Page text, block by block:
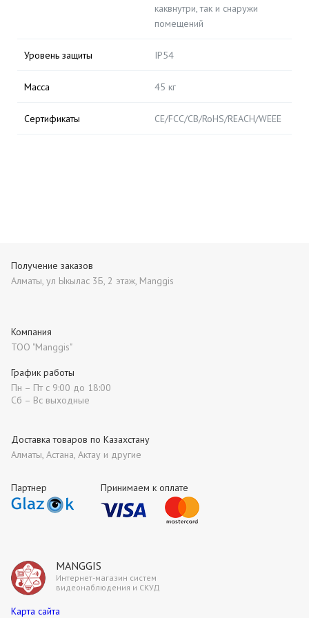
каквнутри, так и снаружи
помещений
Уровень защиты IP54
Масса 45 кг
Сертификаты CE/FCC/CB/RoHS/REACH/WEEE
MANGGIS
Интернет-магазин систем
видеонаблюдения и СКУД
Партнер Принимаем к оплате
Получение заказов
Алматы, ул Ыкылас 3Б, 2 этаж, Manggis
Компания
ТОО "Manggis"
Доставка товаров по Казахстану
Алматы, Астана, Актау и другие
График работы
Пн – Пт с 9:00 до 18:00
Сб – Вс выходные
Карта сайта